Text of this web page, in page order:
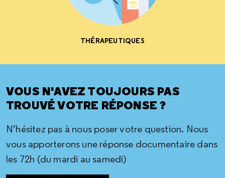
THÉRAPEUTIQUES
VOUS N'AVEZ TOUJOURS PAS
TROUVÉ VOTRE RÉPONSE ?
N’hésitez pas à nous poser votre question. Nous
vous apporterons une réponse documentaire dans
les 72h (du mardi au samedi)